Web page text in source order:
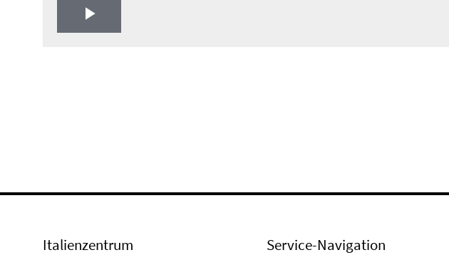
Play
Italienzentrum Service-Navigation